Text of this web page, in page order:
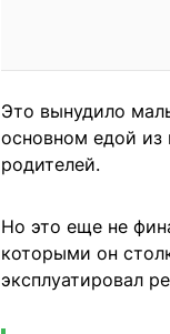
Это вынудило
основном едой из
родителей.
Но это еще не
которыми он
эксплуатировал